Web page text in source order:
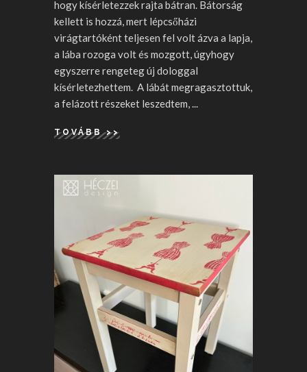
hogy kísérletezzek rajta bátran. Bátorság
kellett is hozzá, mert lépcsőházi
virágtartóként teljesen fel volt ázva a lapja,
a lába rozoga volt és mozgott, úgyhogy
egyszerre rengeteg új dologgal
kísérletezhettem. A lábát megragasztottuk,
a felázott részeket leszedtem,
TOVÁBB >>